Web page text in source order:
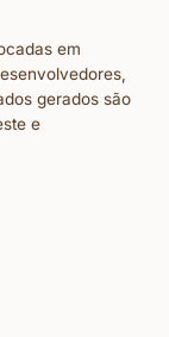
em
gerados são
e